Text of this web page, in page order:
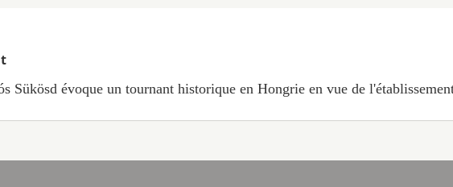
Sükösd évoque un tournant historique en Hongrie en vue de